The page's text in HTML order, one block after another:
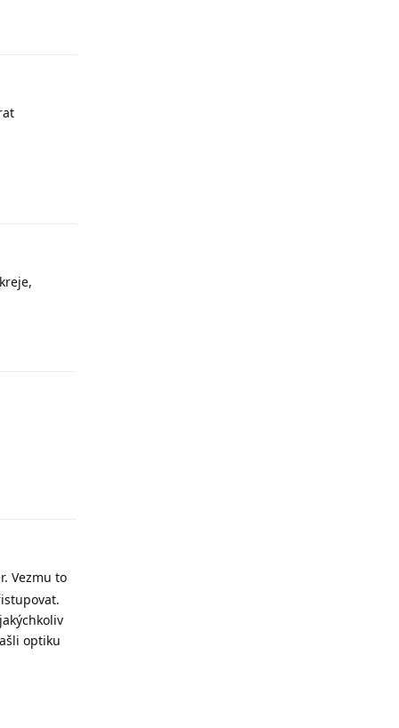
Vezmu to
optiku